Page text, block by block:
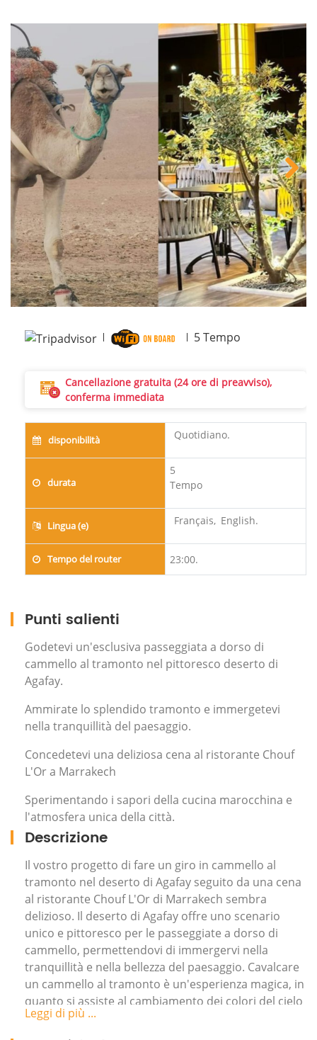
Next
5Tempo
Cancellazione gratuita (24 ore di preavviso),
conferma immediata
disponibilità Quotidiano.
durata
5
Tempo
Lingua (e) Français, English.
Tempo del router 23:00.
Punti salienti
Godetevi un'esclusiva passeggiata a dorso di
cammello al tramonto nel pittoresco deserto di
Agafay.
Ammirate lo splendido tramonto e immergetevi
nella tranquillità del paesaggio.
Concedetevi una deliziosa cena al ristorante Chouf
L'Or a Marrakech
Sperimentando i sapori della cucina marocchina e
l'atmosfera unica della città.
Descrizione
Il vostro progetto di fare un giro in cammello al
tramonto nel deserto di Agafay seguito da una cena
al ristorante Chouf L'Or di Marrakech sembra
delizioso. Il deserto di Agafay offre uno scenario
unico e pittoresco per le passeggiate a dorso di
cammello, permettendovi di immergervi nella
tranquillità e nella bellezza del paesaggio. Cavalcare
un cammello al tramonto è un'esperienza magica, in
quanto si assiste al cambiamento dei colori del cielo
e alla vastità del deserto.
Leggi di più ...